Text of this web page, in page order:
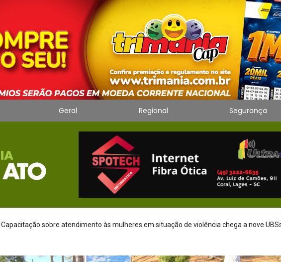
Geral Regional Segurança
furto de cerca de 3,5 mil metros de cabos de energia em São Joaquim